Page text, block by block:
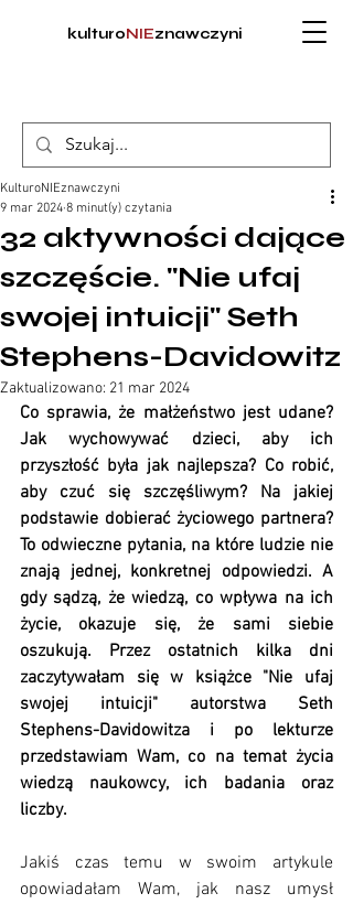
kulturoNIEznawczyni
32 aktywności dające
szczęście. "Nie ufaj
swojej intuicji" Seth
Stephens-Davidowitz
KulturoNIEznawczyni
9 mar 2024 8 minut(y) czytania
Zaktualizowano: 21 mar 2024
Co sprawia, że małżeństwo jest udane?
Jak wychowywać dzieci, aby ich
przyszłość była jak najlepsza? Co robić,
aby czuć się szczęśliwym? Na jakiej
podstawie dobierać życiowego partnera?
To odwieczne pytania, na które ludzie nie
znają jednej, konkretnej odpowiedzi. A
gdy sądzą, że wiedzą, co wpływa na ich
życie, okazuje się, że sami siebie
oszukują. Przez ostatnich kilka dni
zaczytywałam się w książce "Nie ufaj
swojej intuicji" autorstwa Seth
Stephens-Davidowitza i po lekturze
przedstawiam Wam, co na temat życia
wiedzą naukowcy, ich badania oraz
liczby.
Jakiś czas temu w swoim artykule
opowiadałam Wam, jak nasz umysł